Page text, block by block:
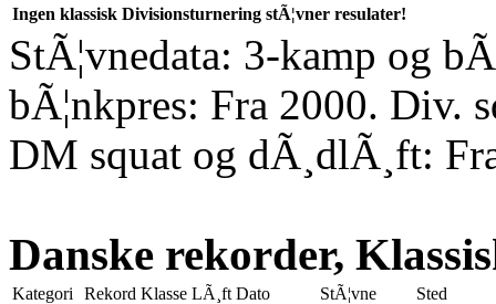
Ingen klassisk Divisionsturnering stÃ¦vner resulater!
StÃ¦vnedata: 3-kamp og
bÃ¦nkpres: Fra 2000. Div.
DM squat og dÃ¸dlÃ¸ft:
Danske rekorder,
Kategori Rekord Klasse LÃ¸ft Dato StÃ¦vne
Sted